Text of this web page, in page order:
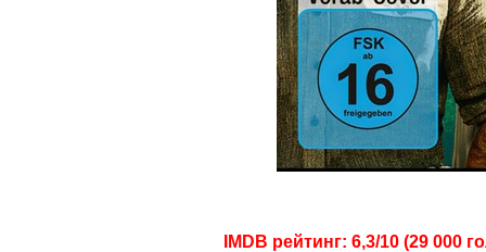
IMDB рейтинг: 6,3/10 (29 000